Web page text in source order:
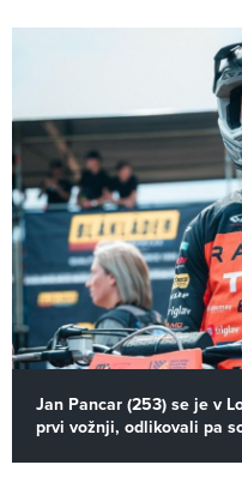
Jan Pancar (253) se je v
prvi vožnji, odlikovali pa